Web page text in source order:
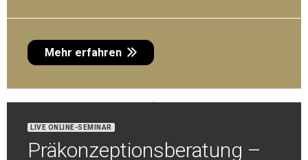
Mehr erfahren
17. November 2026 – 18:00 h
P
R
E
C
O
N
C
E
P
T
I
O
N
C
A
R
E
Expertenbrief SGGG
Mehr erfahren
LIVE ONLINE-SEMINAR
Präkonzeptionsberatung –